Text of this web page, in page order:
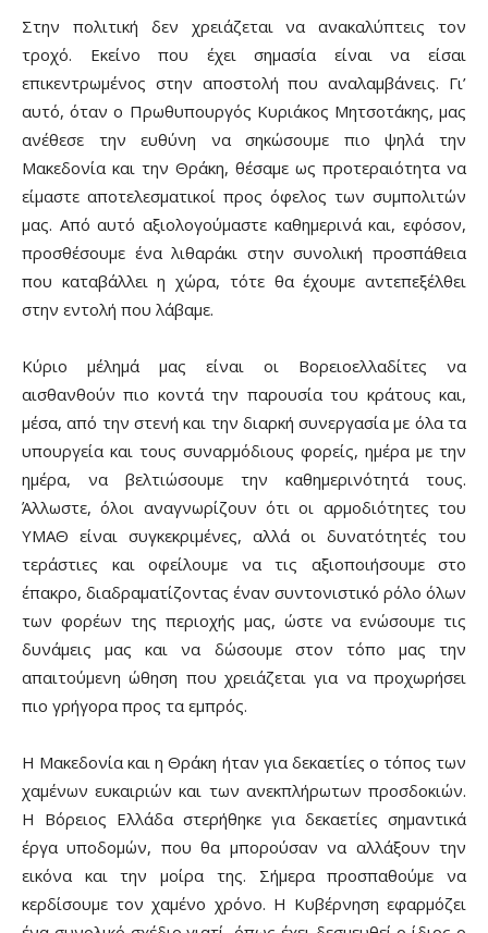
Στην πολιτική δεν χρειάζεται να ανακαλύπτεις τον
τροχό. Εκείνο που έχει σημασία είναι να είσαι
επικεντρωμένος στην αποστολή που αναλαμβάνεις. Γι’
αυτό, όταν ο Πρωθυπουργός Κυριάκος Μητσοτάκης, μας
ανέθεσε την ευθύνη να σηκώσουμε πιο ψηλά την
Μακεδονία και την Θράκη, θέσαμε ως προτεραιότητα να
είμαστε αποτελεσματικοί προς όφελος των συμπολιτών
μας. Από αυτό αξιολογούμαστε καθημερινά και, εφόσον,
προσθέσουμε ένα λιθαράκι στην συνολική προσπάθεια
που καταβάλλει η χώρα, τότε θα έχουμε αντεπεξέλθει
στην εντολή που λάβαμε.
Κύριο μέλημά μας είναι οι Βορειοελλαδίτες να
αισθανθούν πιο κοντά την παρουσία του κράτους και,
μέσα, από την στενή και την διαρκή συνεργασία με όλα τα
υπουργεία και τους συναρμόδιους φορείς, ημέρα με την
ημέρα, να βελτιώσουμε την καθημερινότητά τους.
Άλλωστε, όλοι αναγνωρίζουν ότι οι αρμοδιότητες του
ΥΜΑΘ είναι συγκεκριμένες, αλλά οι δυνατότητές του
τεράστιες και οφείλουμε να τις αξιοποιήσουμε στο
έπακρο, διαδραματίζοντας έναν συντονιστικό ρόλο όλων
των φορέων της περιοχής μας, ώστε να ενώσουμε τις
δυνάμεις μας και να δώσουμε στον τόπο μας την
απαιτούμενη ώθηση που χρειάζεται για να προχωρήσει
πιο γρήγορα προς τα εμπρός.
H Μακεδονία και η Θράκη ήταν για δεκαετίες ο τόπος των
χαμένων ευκαιριών και των ανεκπλήρωτων προσδοκιών.
H Βόρειος Ελλάδα στερήθηκε για δεκαετίες σημαντικά
έργα υποδομών, που θα μπορούσαν να αλλάξουν την
εικόνα και την μοίρα της. Σήμερα προσπαθούμε να
κερδίσουμε τον χαμένο χρόνο. Η Κυβέρνηση εφαρμόζει